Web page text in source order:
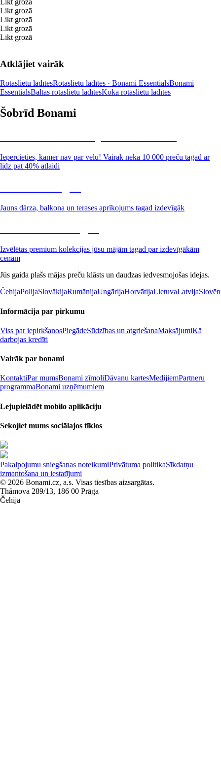
Likt grozā
Likt grozā
Likt grozā
Likt grozā
Atklājiet vairāk
Rotaslietu lādītesRotaslietu lādītes · Bonami EssentialsBonami
EssentialsBaltas rotaslietu lādītesKoka rotaslietu lādītes
Šobrīd Bonami
Iepērcieties, kamēr nav par vēlu! Vairāk nekā 10 000 preču tagad ar
līdz pat 40% atlaidi
Jauns dārza, balkona un terases aprīkojums tagad izdevīgāk
Izvēlētas premium kolekcijas jūsu mājām tagad par izdevīgākām
cenām
Jūs gaida plašs mājas preču klāsts un daudzas iedvesmojošas idejas.
ČehijaPolijaSlovākijaRumānijaUngārijaHorvātijaLietuvaLatvija
Informācija par pirkumu
Viss par iepirkšanosPiegādeSūdzības un atgriešanaMaksājumiKā
darbojas kredīti
Vairāk par bonami
KontaktiPar mumsBonami zīmoliDāvanu kartesMedijiemPartneru
programmaBonami uzņēmumiem
Lejupielādēt mobilo aplikāciju
Sekojiet mums sociālajos tīklos
Pakalpojumu sniegšanas noteikumiPrivātuma politikaSīkdatņu
izmantošana un iestatījumi
© 2026 Bonami.cz, a.s. Visas tiesības aizsargātas.
Thámova 289/13, 186 00 Prāga
Čehija